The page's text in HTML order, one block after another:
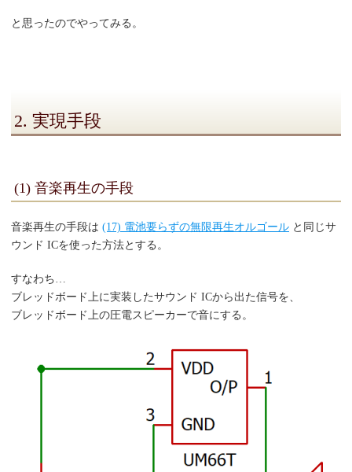
と思ったのでやってみる。
2. 実現手段
(1) 音楽再生の手段
音楽再生の手段は (17) 電池要らずの無限再生オルゴール と同じサ
ウンド ICを使った方法とする。
すなわち…
ブレッドボード上に実装したサウンド ICから出た信号を、
ブレッドボード上の圧電スピーカーで音にする。